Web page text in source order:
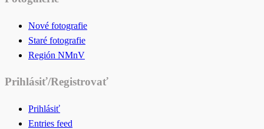
Nové fotografie
Staré fotografie
Región NMnV
Prihlásiť/Registrovať
Prihlásiť
Entries feed